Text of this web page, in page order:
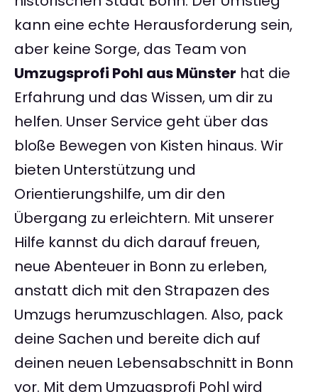
kann eine echte Herausforderung sein,
aber keine Sorge, das Team von
Umzugsprofi Pohl aus Münster hat die
Erfahrung und das Wissen, um dir zu
helfen. Unser Service geht über das
bloße Bewegen von Kisten hinaus. Wir
bieten Unterstützung und
Orientierungshilfe, um dir den
Übergang zu erleichtern. Mit unserer
Hilfe kannst du dich darauf freuen,
neue Abenteuer in Bonn zu erleben,
anstatt dich mit den Strapazen des
Umzugs herumzuschlagen. Also, pack
deine Sachen und bereite dich auf
deinen neuen Lebensabschnitt in Bonn
vor. Mit dem Umzugsprofi Pohl wird